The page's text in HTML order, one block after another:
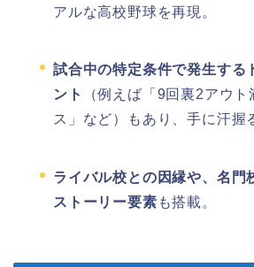
アルな高校野球を再現。
試合中の特定条件で発生する
ント
（例えば「9回裏2アウ
ス」など）もあり、手に汗握
ライバル校との因縁や、名門
ストーリー要素 も搭載。